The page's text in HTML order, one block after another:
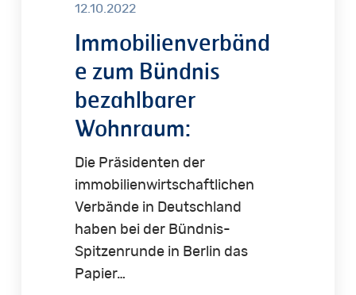
12.10.2022
Immobilienverbänd
e zum Bündnis
bezahlbarer
Wohnraum:
Die Präsidenten der
immobilienwirtschaftlichen
Verbände in Deutschland
haben bei der Bündnis-
Spitzenrunde in Berlin das
Papier…